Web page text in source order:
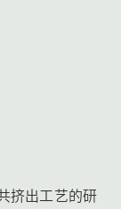
挤出工艺的研